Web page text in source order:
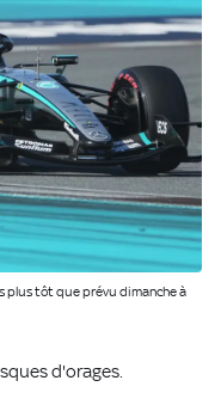
plus tôt que prévu dimanche à
d'orages.